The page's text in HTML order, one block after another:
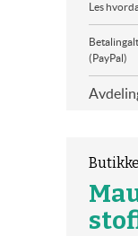
Les
(PayPal)